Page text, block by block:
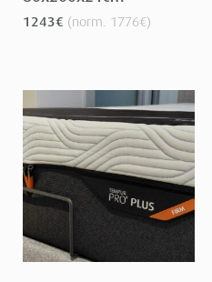
1243€ (norm. 1776€)